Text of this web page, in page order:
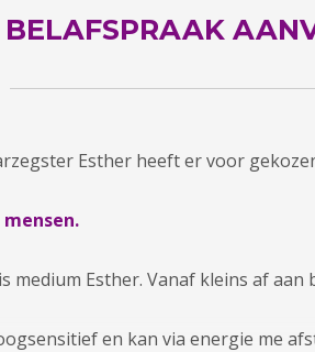
BELAFSPRAAK
Esther heeft er voor
medium Esther. Vanaf kleins af
en kan via energie me